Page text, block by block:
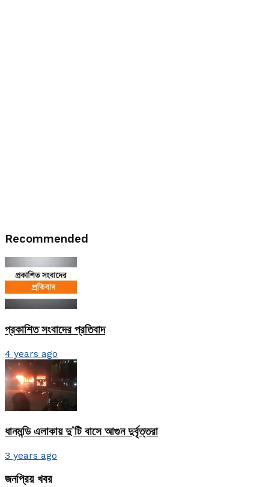
Recommended
প্রকাশিত সংবাদের প্রতিবাদ
4 years ago
ধানমন্ডি এলাকায় দু’টি বাসে আগুন দুর্বৃত্তরা
3 years ago
জনপ্রিয় খবর